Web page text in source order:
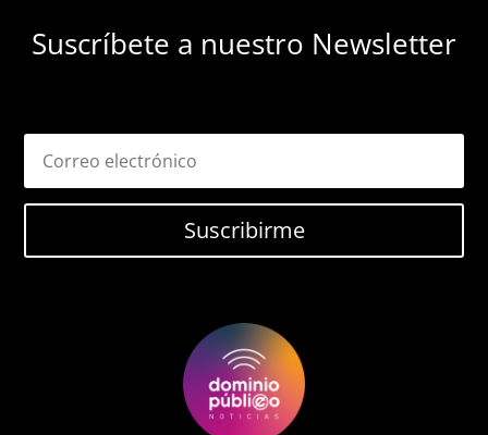
Suscríbete a nuestro Newsletter
Suscribirme